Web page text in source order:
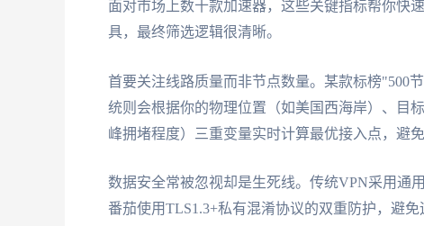
面对市场上数十款加速器，这些关键指标帮你快
具，最终筛选逻辑很清晰。
首要关注线路质量而非节点数量。某款标榜"500
统则会根据你的物理位置（如美国西海岸）、目
峰拥堵程度）三重变量实时计算最优接入点，避
数据安全常被忽视却是生死线。传统VPN采用通
番茄使用TLS1.3+私有混淆协议的双重防护，避